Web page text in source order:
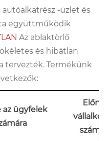
autóalkatrész -üzlet és
együttműködik
Az ablaktörlő
és hibátlan
tervezték. Termékünk
az ügyfelek
Előnye